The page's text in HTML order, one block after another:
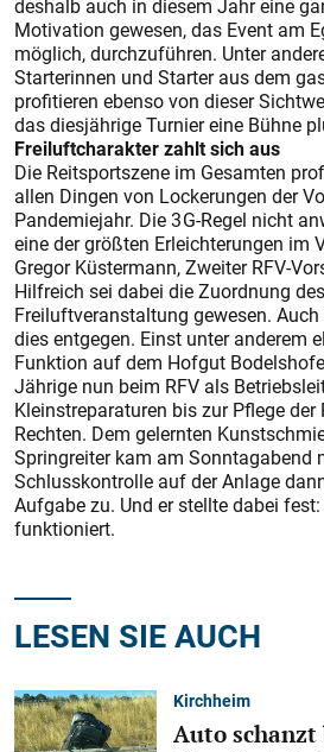
deshalb auch in diesem Jahr eine
Motivation gewesen, das Event am
möglich, durchzuführen. Unter
Starterinnen und Starter aus dem
profitieren ebenso von dieser
das diesjährige Turnier eine Bühne
Freiluftcharakter zahlt sich aus
Die Reitsportszene im Gesam­ten
allen Dingen von Lockerungen der
Pandemiejahr. Die 3 G-Regel nicht
eine der größten Erleichterungen im
Gregor Küs­termann, Zweiter RFV-
Hilfreich sei dabei die Zuordnung
Freiluftveranstaltung gewesen.
dies entgegen. Einst unter anderem
Funktion auf dem Hofgut
Jährige nun beim RFV als
Kleinstreparaturen bis zur Pflege der
Rechten. Dem gelernten
Springreiter kam am Sonntagabend
Schlusskontrolle auf der Anlage
Aufgabe zu. Und er stellte dabei
funktioniert.
LESEN SIE AUCH
Kirchheim
Auto schanzt